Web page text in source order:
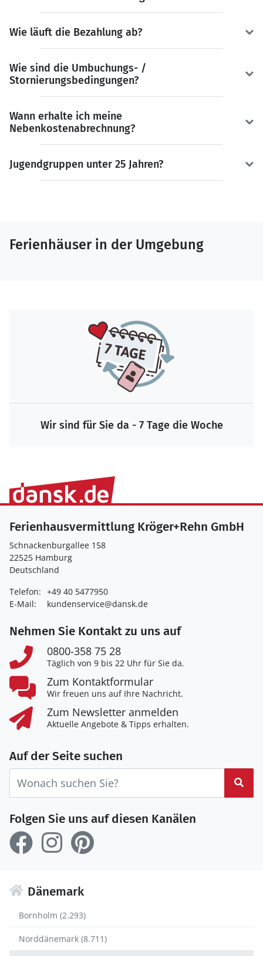
Wie läuft die Bezahlung ab?
Wie sind die Umbuchungs- /
Stornierungsbedingungen?
Wann erhalte ich meine
Nebenkostenabrechnung?
Jugendgruppen unter 25 Jahren?
Ferienhäuser in der Umgebung
Wir sind für Sie da - 7 Tage die Woche
Ferienhausvermittlung Kröger+Rehn GmbH
Schnackenburgallee 158
22525 Hamburg
Deutschland
Telefon: +49 40 5477950
E-Mail:
kundenservice@dansk.de
Nehmen Sie Kontakt zu uns auf
0800-358 75 28
Täglich von 9 bis 22 Uhr für Sie da.
Zum Kontaktformular
Wir freuen uns auf Ihre Nachricht.
Zum Newsletter anmelden
Aktuelle Angebote & Tipps erhalten.
Auf der Seite suchen
Folgen Sie uns auf diesen Kanälen
Dänemark
Bornholm (2.293)
Norddänemark (8.711)